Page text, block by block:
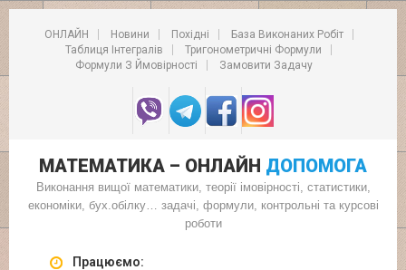
ОНЛАЙН Новини Похідні
База Виконаних Робіт
Таблиця Інтегралів
Тригонометричні Формули
Формули З Ймовірності
Замовити Задачу
МАТЕМАТИКА – ОНЛАЙН ДОПОМОГА
Виконання вищої математики, теорії імовірності, статистики,
економіки, бух.обілку… задачі, формули, контрольні та курсові
роботи
Працюємо: